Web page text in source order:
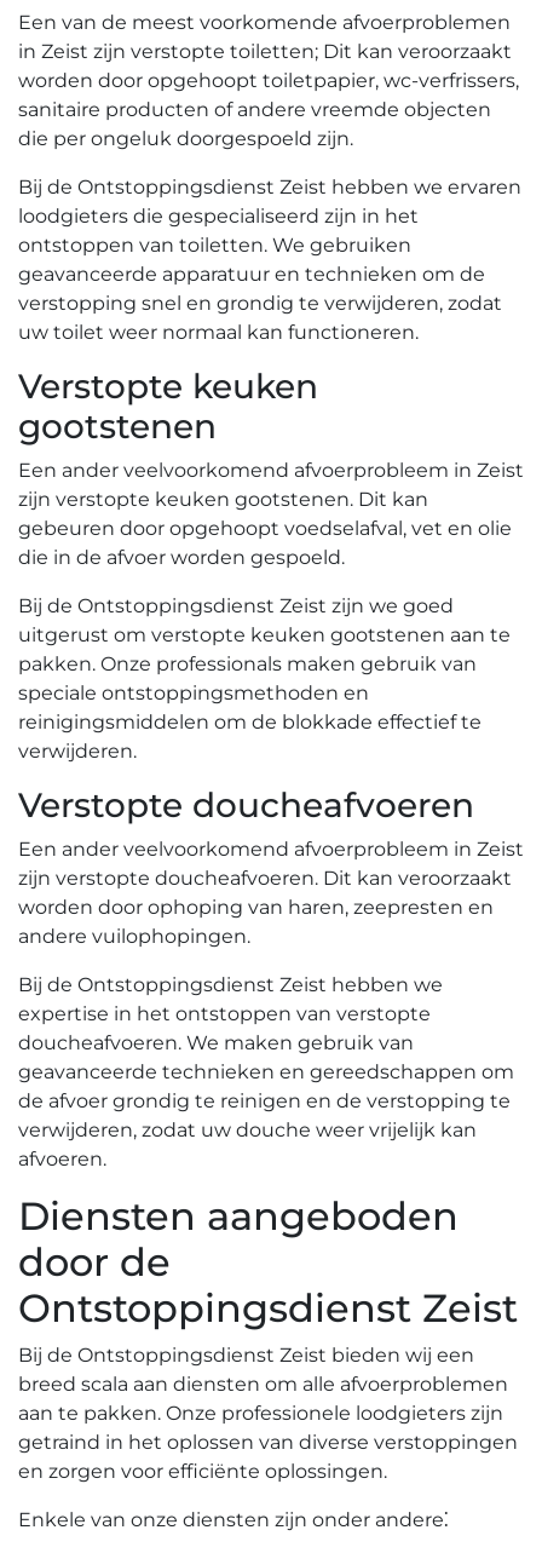
Een van de meest voorkomende afvoerproblemen
in Zeist zijn verstopte toiletten; Dit kan veroorzaakt
worden door opgehoopt toiletpapier‚ wc-verfrissers‚
sanitaire producten of andere vreemde objecten
die per ongeluk doorgespoeld zijn.​
Bij de Ontstoppingsdienst Zeist hebben we ervaren
loodgieters die gespecialiseerd zijn in het
ontstoppen van toiletten. We gebruiken
geavanceerde apparatuur en technieken om de
verstopping snel en grondig te verwijderen‚ zodat
uw toilet weer normaal kan functioneren.​
Verstopte keuken
gootstenen
Een ander veelvoorkomend afvoerprobleem in Zeist
zijn verstopte keuken gootstenen.​ Dit kan
gebeuren door opgehoopt voedselafval‚ vet en olie
die in de afvoer worden gespoeld.
Bij de Ontstoppingsdienst Zeist zijn we goed
uitgerust om verstopte keuken gootstenen aan te
pakken.​ Onze professionals maken gebruik van
speciale ontstoppingsmethoden en
reinigingsmiddelen om de blokkade effectief te
verwijderen.​
Verstopte doucheafvoeren
Een ander veelvoorkomend afvoerprobleem in Zeist
zijn verstopte doucheafvoeren. Dit kan veroorzaakt
worden door ophoping van haren‚ zeepresten en
andere vuilophopingen.​
Bij de Ontstoppingsdienst Zeist hebben we
expertise in het ontstoppen van verstopte
doucheafvoeren.​ We maken gebruik van
geavanceerde technieken en gereedschappen om
de afvoer grondig te reinigen en de verstopping te
verwijderen‚ zodat uw douche weer vrijelijk kan
afvoeren.​
Diensten aangeboden
door de
Ontstoppingsdienst Zeist
Bij de Ontstoppingsdienst Zeist bieden wij een
breed scala aan diensten om alle afvoerproblemen
aan te pakken.​ Onze professionele loodgieters zijn
getraind in het oplossen van diverse verstoppingen
en zorgen voor efficiënte oplossingen.​
Enkele van onze diensten zijn onder andere⁚